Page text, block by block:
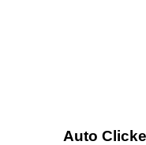
Auto